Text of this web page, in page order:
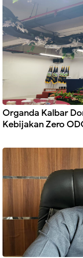
Organda Kalbar
Kebijakan Zero